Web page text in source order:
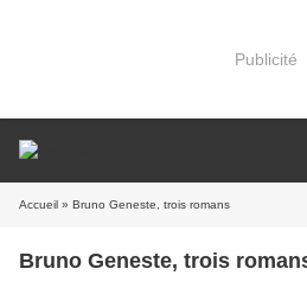
Publicité
Accueil » Bruno Geneste, trois romans
Bruno Geneste, trois